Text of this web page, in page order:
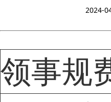
2024-
领事规